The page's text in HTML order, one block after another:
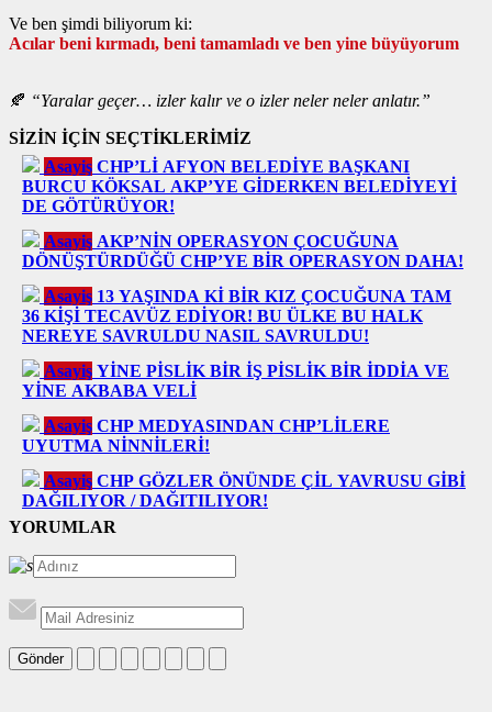
Ve ben şimdi biliyorum ki:
Acılar beni kırmadı, beni tamamladı ve ben yine büyüyorum
🍂 “Yaralar geçer… izler kalır ve o izler neler neler anlatır.”
SİZİN İÇİN SEÇTİKLERİMİZ
Asayiş CHP’Lİ AFYON BELEDİYE BAŞKANI
BURCU KÖKSAL AKP’YE GİDERKEN BELEDİYEYİ
DE GÖTÜRÜYOR!
Asayiş AKP’NİN OPERASYON ÇOCUĞUNA
DÖNÜŞTÜRDÜĞÜ CHP’YE BİR OPERASYON DAHA!
Asayiş 13 YAŞINDA Kİ BİR KIZ ÇOCUĞUNA TAM
36 KİŞİ TECAVÜZ EDİYOR! BU ÜLKE BU HALK
NEREYE SAVRULDU NASIL SAVRULDU!
Asayiş YİNE PİSLİK BİR İŞ PİSLİK BİR İDDİA VE
YİNE AKBABA VELİ
Asayiş CHP MEDYASINDAN CHP’LİLERE
UYUTMA NİNNİLERİ!
Asayiş CHP GÖZLER ÖNÜNDE ÇİL YAVRUSU GİBİ
DAĞILIYOR / DAĞITILIYOR!
YORUMLAR
Gönder